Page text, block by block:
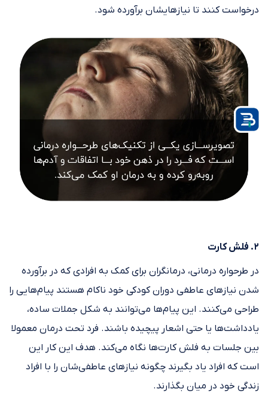
درخواست کنند تا نیازهایشان برآورده شود.
۲. فلش کارت
در طرحواره درمانی، درمانگران برای کمک به افرادی که در برآورده
شدن نیازهای عاطفی دوران کودکی خود ناکام هستند پیام‌هایی را
طراحی می‌کنند. این پیام‌ها می‌توانند به شکل جملات ساده،
یادداشت‌ها یا حتی اشعار پیچیده باشند. فرد تحت درمان معمولا
بین جلسات به فلش کارت‌ها نگاه می‌کند. هدف این کار این
است که افراد یاد بگیرند چگونه نیازهای عاطفی‌شان را با افراد
زندگی خود در میان بگذارند.